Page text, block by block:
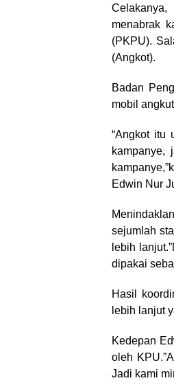
menabrak
(PKPU).
(Angkot).
Badan
mobil
“Angkot itu
kampanye,
Edwin Nur
sejumlah
lebih
dipakai
Hasil
lebih lanjut
Kedepan
oleh
Jadi kami